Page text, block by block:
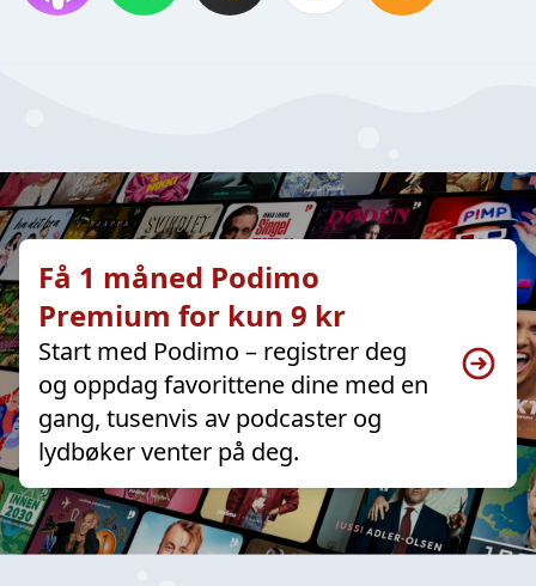
Få 1 måned Podimo
Premium for kun 9 kr
Start med Podimo – registrer deg
og oppdag favorittene dine med en
gang, tusenvis av podcaster og
lydbøker venter på deg.